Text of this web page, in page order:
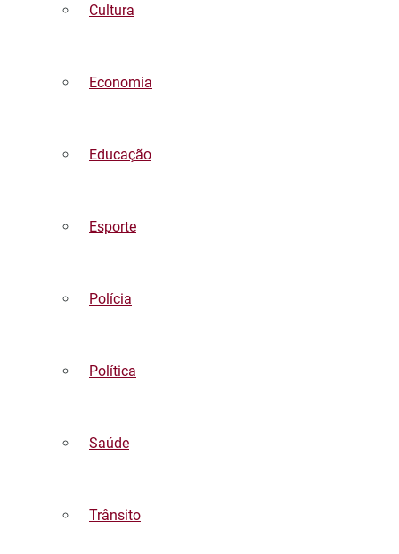
Cultura
Economia
Educação
Esporte
Polícia
Política
Saúde
Trânsito